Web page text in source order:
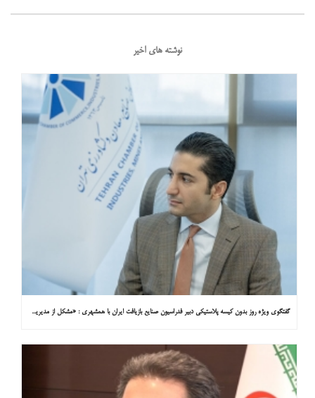
نوشته های اخیر
گفتگوی ویژه روز بدون کیسه پلاستیکی دبیر فدراسیون صنایع بازیافت ایران با همشهری : «مشکل از مدیریت پسماند پلاستیکی است، نه کیسه پلاستیکی»